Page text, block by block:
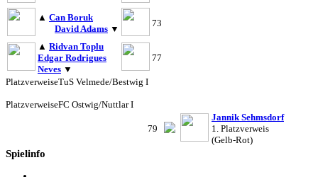
▲ Can Boruk
David Adams ▼
73
▲ Ridvan Toplu
Edgar Rodrigues
Neves ▼
77
PlatzverweiseTuS Velmede/Bestwig I
PlatzverweiseFC Ostwig/Nuttlar I
79
Jannik Sehmsdorf
1. Platzverweis
(Gelb-Rot)
Spielinfo